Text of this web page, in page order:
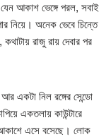
যেন আকাশ ভেঙ্গে পরল, সবাই
নিয়ে। অনেক ভেবে চিন্তে
রাজু রায় দেবার পর
আর একটা নিল রঙ্গের সেন্ডো
একতলায় কাউন্টারে
আকাশে এসে বসেছে। লোক